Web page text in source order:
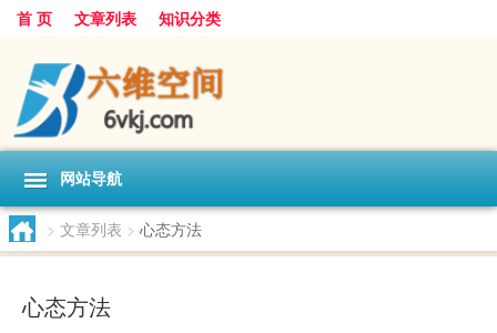
首 页 文章列表 知识分类
网站导航
> 文章列表 > 心态方法
心态方法